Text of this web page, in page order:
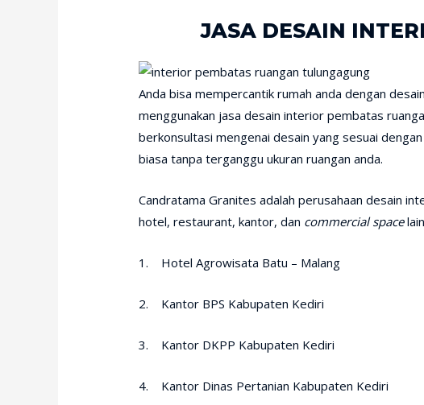
JASA DESAIN
Anda bisa mempercantik rumah anda dengan
menggunakan jasa desain interior pembatas
berkonsultasi mengenai desain yang sesuai
biasa tanpa terganggu ukuran ruangan anda.
Candratama Granites adalah perusahaan desain
hotel, restaurant, kantor, dan commercial space
1. Hotel Agrowisata Batu – Malang
2. Kantor BPS Kabupaten Kediri
3. Kantor DKPP Kabupaten Kediri
4. Kantor Dinas Pertanian Kabupaten Kediri